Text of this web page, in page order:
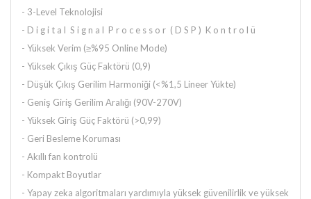
- 3-Level Teknolojisi
- D i g i t a l S i g n a l P r o c e s s o r ( D S P ) K o n t r o l ü
- Yüksek Verim (≥%95 Online Mode)
- Yüksek Çıkış Güç Faktörü (0,9)
- Düşük Çıkış Gerilim Harmoniği (<%1,5 Lineer Yükte)
- Geniş Giriş Gerilim Aralığı (90V-270V)
- Yüksek Giriş Güç Faktörü (>0,99)
- Geri Besleme Koruması
- Akıllı fan kontrolü
- Kompakt Boyutlar
- Yapay zeka algoritmaları yardımıyla yüksek güvenilirlik ve yüksek